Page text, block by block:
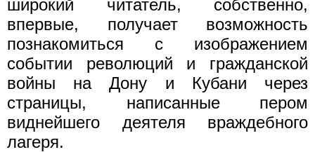
широкий читатель, собствен­но,
впервые, получает возможность
познакомиться с изображением
событии революций и гражданской
войны на Дону и Кубани через
страницы, написанные пером
виднейшего деятеля враждебного
лагеря.